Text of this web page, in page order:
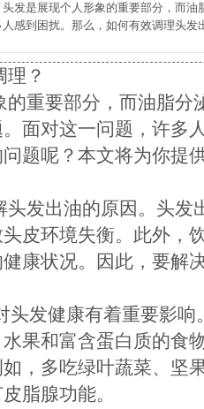
是展现个人形象的重要部分，而油
感到困扰。那么，如何有效调理头
理？
的重要部分，而油脂分
面对这一问题，许多
题呢？本文将为你提
头发出油的原因。头发
皮环境失衡。此外，
康状况。因此，要解
头发健康有着重要影响
果和富含蛋白质的食
，多吃绿叶蔬菜、坚
脂腺功能。